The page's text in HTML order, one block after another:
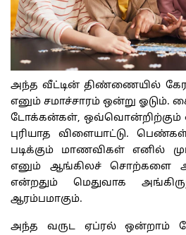
அந்த வீட்டின் திண்ணையில்
எனும் சமாச்சாரம் ஒன்று
டோக்கன்கள், ஒவ்வொன்றிற்கும்
புரியாத விளையாட்டு.
படிக்கும் மாணவிகள் எனில்
எனும் ஆங்கிலச் சொற்களை
என்றதும் மெதுவாக
ஆரம்பமாகும்.
அந்த வருட ஏப்ரல் ஒன்றாம்